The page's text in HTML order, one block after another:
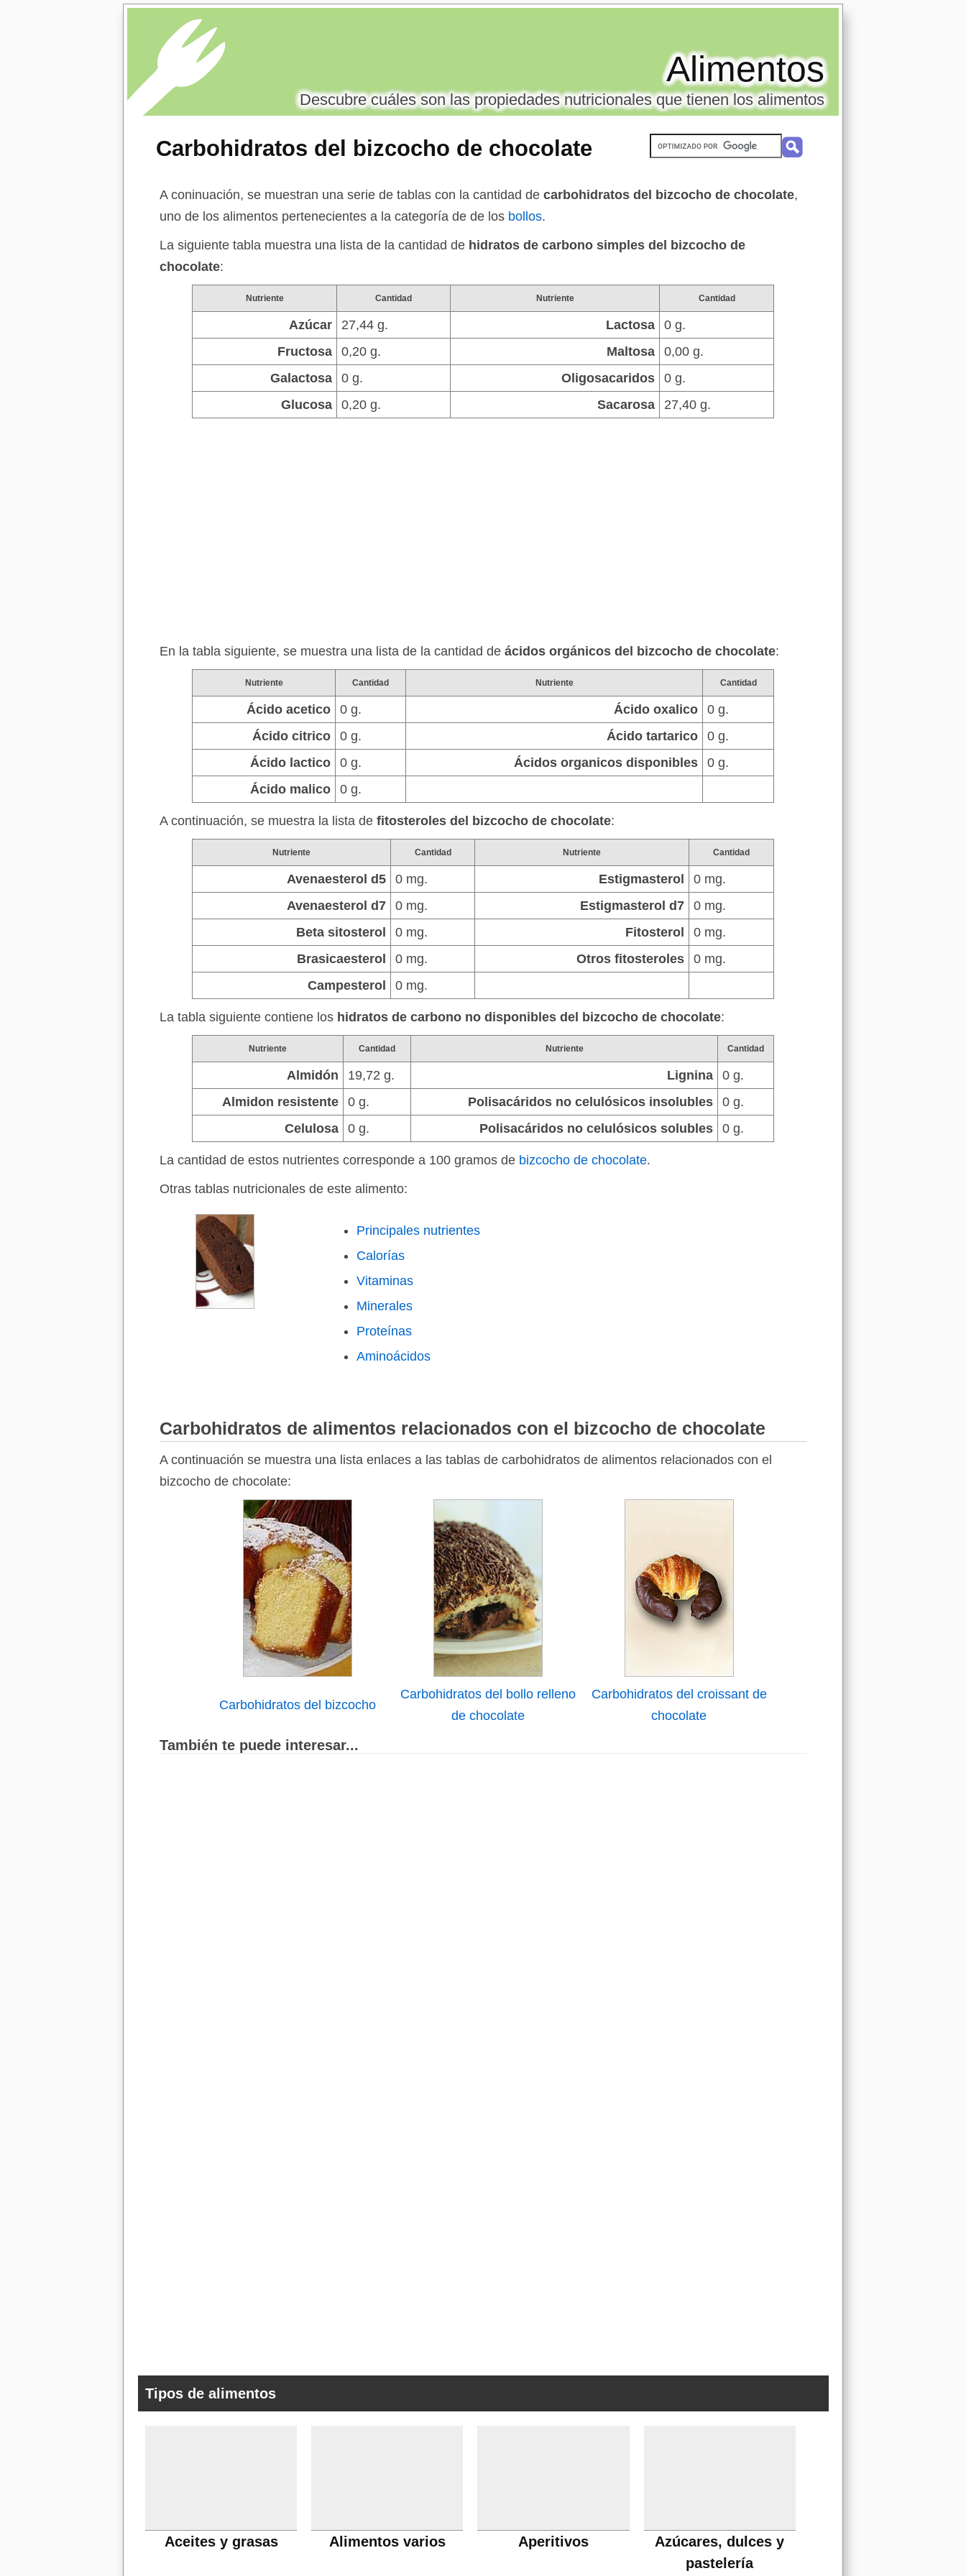
Carbohidratos del bizcocho de chocolate
Alimentos
Descubre cuáles son las propiedades nutricionales que tienen los alimentos
A coninuación, se muestran una serie de tablas con la cantidad de carbohidratos del bizcocho de chocolate,
uno de los alimentos pertenecientes a la categoría de de los bollos.
La siguiente tabla muestra una lista de la cantidad de hidratos de carbono simples del bizcocho de
chocolate:
Nutriente Cantidad Nutriente Cantidad
Azúcar 27,44 g. Lactosa
0 g.
Fructosa
0,20 g. Maltosa
0,00 g.
Galactosa
0 g. Oligosacaridos
0 g.
Glucosa
0,20 g. Sacarosa 27,40 g.
En la tabla siguiente, se muestra una lista de la cantidad de ácidos orgánicos del bizcocho de chocolate:
Nutriente Cantidad Nutriente Cantidad
Ácido acetico 0 g. Ácido oxalico
0 g.
Ácido citrico
0 g. Ácido tartarico
0 g.
Ácido lactico
0 g. Ácidos organicos disponibles
0 g.
Ácido malico
0 g.
A continuación, se muestra la lista de fitosteroles del bizcocho de chocolate:
Nutriente Cantidad Nutriente Cantidad
Avenaesterol d5 0 mg. Estigmasterol
0 mg.
Avenaesterol d7
0 mg. Estigmasterol d7
0 mg.
Beta sitosterol
0 mg. Fitosterol
0 mg.
Brasicaesterol
0 mg. Otros fitosteroles
0 mg.
Campesterol
0 mg.
La tabla siguiente contiene los hidratos de carbono no disponibles del bizcocho de chocolate:
Nutriente Cantidad Nutriente Cantidad
Almidón 19,72 g. Lignina
0 g.
Almidon resistente
0 g. Polisacáridos no celulósicos insolubles
0 g.
Celulosa
0 g. Polisacáridos no celulósicos solubles 0 g.
La cantidad de estos nutrientes corresponde a 100 gramos de bizcocho de chocolate.
Otras tablas nutricionales de este alimento:
Principales nutrientes
Calorías
Vitaminas
Minerales
Proteínas
Aminoácidos
Carbohidratos de alimentos relacionados con el bizcocho de chocolate
A continuación se muestra una lista enlaces a las tablas de carbohidratos de alimentos relacionados con el
bizcocho de chocolate:
Carbohidratos del bizcocho
Carbohidratos del bollo relleno
de chocolate
Carbohidratos del croissant de
chocolate
También te puede interesar...
Tipos de alimentos
Aceites y grasas Alimentos varios Aperitivos
Azúcares, dulces y
pastelería